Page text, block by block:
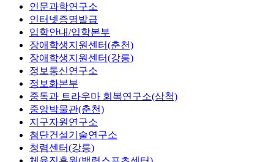
인문과학연구소
인터넷증명발급
입학안내/입학본부
장애학생지원센터(춘천)
장애학생지원센터(강릉)
정보통신연구소
정보화본부
중독과 트라우마 회복연구소(삼척)
중앙박물관(춘천)
지구자원연구소
첨단건설기술연구소
청렴센터(강릉)